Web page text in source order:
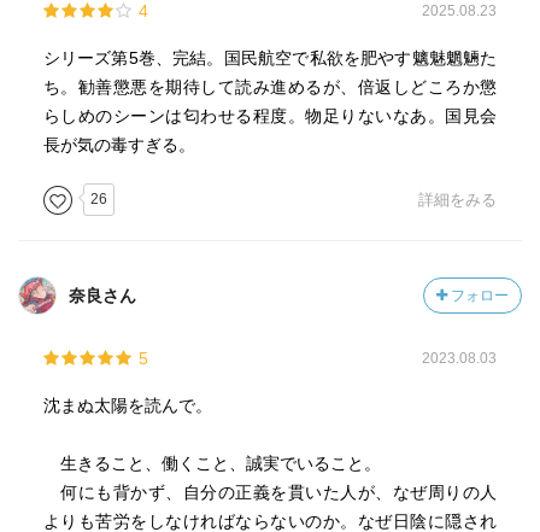
えども、所詮人間なので欲望もあるでしょう。しかし、前
述の“五シンの戒め”をもって、役割に徹し、会社の存在価値
を問い続けなければなりません。企業存続の条件は、財務
でもなければ、品質・技術でもありません。お客様と社員
の安全確保である事を、経営者は肝に銘ずる事です。命は
４．まとめ；「沈まぬ太陽」全五巻の最終コメントです。
「フィクション」と言っています。それなのに、この作品
の週刊誌への連載・映画化に対し、日本航空経営陣が強い
誌の扱いを取りやめていました。“火の無い所に煙は立た
ぬ”と言います。大人げない対応ですね。日本航空の浄化を
いる仕事であったが、その許されざる不条理に立ち向か
い、それを書き遺す事は、現在を生きる作家の使命だと思
った」に感銘。後世まで読み継がれて欲しいと願います。
---引用終了
月19日）は、日本の実業家。武藤絲治に認められ、のちに
カネボウ会長になる。日本航空元会長。建築学者の横尾義
---引用終了
4 2025.08.23
シリーズ第5巻、完結。国民航空で私欲を肥やす魑魅魍魎た
ち。勧善懲悪を期待して読み進めるが、倍返しどころか懲
らしめのシーンは匂わせる程度。物足りないなあ。国見会
長が気の毒すぎる。
26 詳細をみる
奈良さん フォロー
5 2023.08.03
沈まぬ太陽を読んで。
生きること、働くこと、誠実でいること。
何にも背かず、自分の正義を貫いた人が、なぜ周りの人
よりも苦労をしなければならないのか。なぜ日陰に隠され